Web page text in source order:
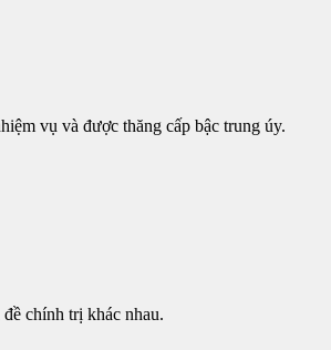
vụ và được thăng cấp bậc trung úy.
chính trị khác nhau.